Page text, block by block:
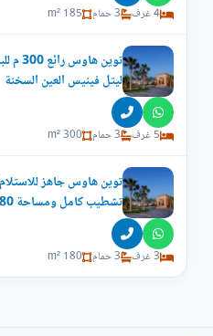
4 غرف 3 حمام 185 m²
توين
ليتل فينيس العين السخنة
5 غرف 3 حمام 300 m²
توين هاوس جاهز
تشطيب كامل ومساحة 180 متر
3 غرف 3 حمام 180 m²